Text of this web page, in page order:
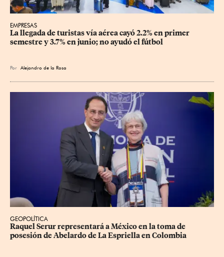
EMPRESAS
La llegada de turistas vía aérea cayó 2.2% en primer
semestre y 3.7% en junio; no ayudó el fútbol
Por Alejandro de la Rosa
GEOPOLÍTICA
Raquel Serur representará a México en la toma de
posesión de Abelardo de La Espriella en Colombia